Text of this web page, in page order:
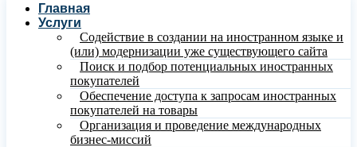
Главная
Услуги
Содействие в создании на иностранном языке и
(или) модернизации уже существующего сайта
Поиск и подбор потенциальных иностранных
покупателей
Обеспечение доступа к запросам иностранных
покупателей на товары
Организация и проведение международных
бизнес-миссий